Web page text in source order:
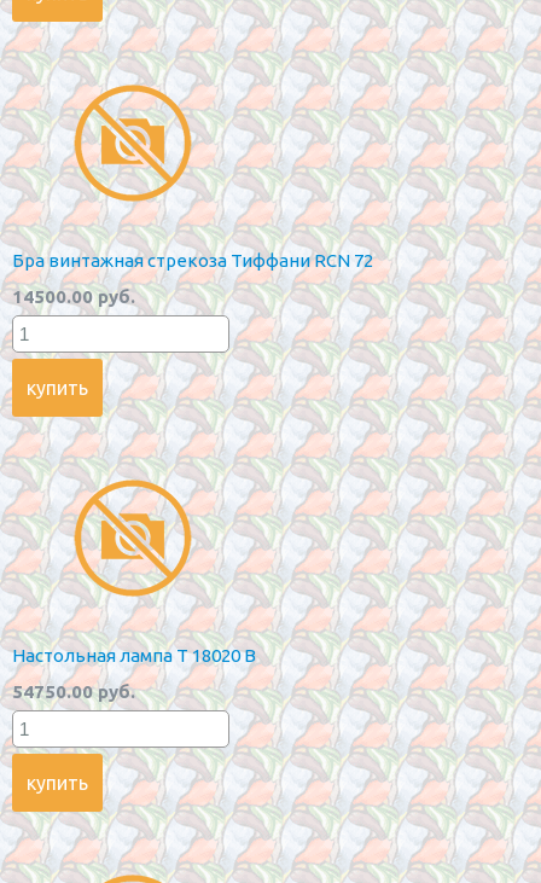
Бра винтажная стрекоза Тиффани RCN 72
14500.00 руб.
Настольная лампа T 18020 B
54750.00 руб.